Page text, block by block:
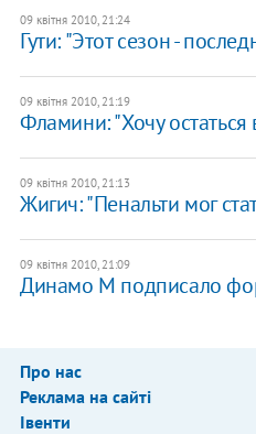
09 квітня 2010, 21:24
Гути: "Этот сезон -
09 квітня 2010, 21:19
Фламини: "Хочу
09 квітня 2010, 21:13
Жигич: "Пенальти мог
09 квітня 2010, 21:09
Динамо М подписало
Про нас
Реклама на сайті
Івенти